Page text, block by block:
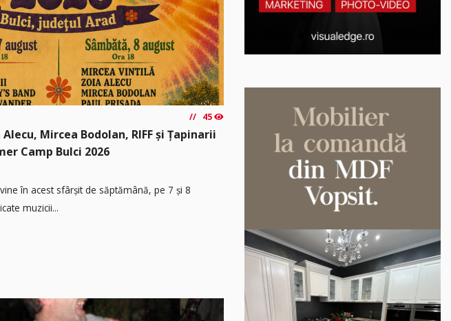
45
Mircea Bodolan, RIFF și Țapinarii
Camp Bulci 2026
în acest sfârșit de săptămână, pe 7 și 8
muzicii...